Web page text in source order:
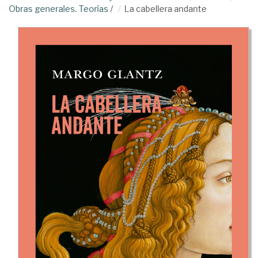
Obras generales. Teorías / La cabellera andante